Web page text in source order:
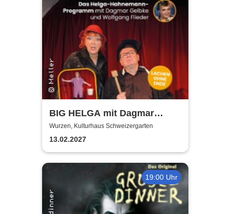
BIG HELGA mit Dagmar
Gelbke & Wolfgang Fliedler
Wurzen, Kulturhaus Schweizergarten
13.02.2027
19:00 Uhr